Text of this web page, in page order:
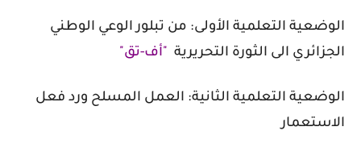
الوضعية التعلمية الأولى: من تبلور الوعي الوطني
الجزائري الى الثورة التحريرية
"أف-تق"
الوضعية التعلمية الثانية: العمل المسلح ورد فعل
الاستعمار